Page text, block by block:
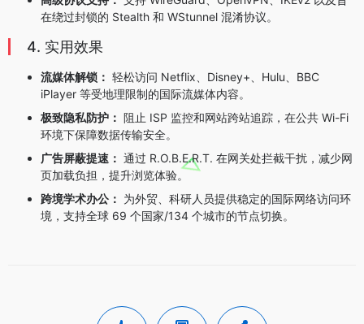
在绕过封锁的 Stealth 和 WStunnel 混淆协议。
4. 实用效果
流媒体解锁： 轻松访问 Netflix、Disney+、Hulu、BBC
iPlayer 等受地理限制的国际流媒体内容。
极致隐私防护： 阻止 ISP 监控和网站跨站追踪，在公共 Wi-Fi
环境下保障数据传输安全。
广告屏蔽提速： 通过 R.O.B.E.R.T. 在网关处拦截干扰，减少网
页加载负担，提升浏览体验。
跨境学术办公： 为外贸、科研人员提供稳定的国际网络访问环
境，支持全球 69 个国家/134 个城市的节点切换。